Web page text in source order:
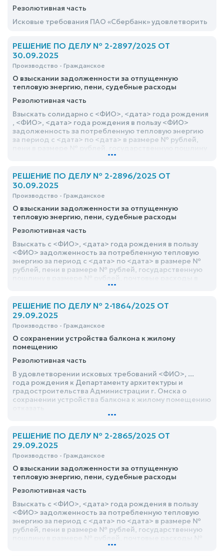
Резолютивная часть
Исковые требования ПАО «Сбербанк» удовлетворить
РЕШЕНИЕ ПО ДЕЛУ № 2-2897/2025 ОТ
30.09.2025
Производство - Гражданское
О взыскании задолженности за отпущенную
тепловую энергию, пени, судебные расходы
Резолютивная часть
Взыскать солидарно с <ФИО>, <дата> года рождения
, <ФИО>, <дата> года рождения в пользу <ФИО>
задолженность за потребленную тепловую энергию
за период с <дата> по <дата> в размере № рублей,
в размере № рублей, почтовые расходы в размере №
...
РЕШЕНИЕ ПО ДЕЛУ № 2-2896/2025 ОТ
30.09.2025
Производство - Гражданское
О взыскании задолженности за отпущенную
тепловую энергию, пени, судебные расходы
Резолютивная часть
Взыскать с <ФИО>, <дата> года рождения в пользу
<ФИО> задолженность за потребленную тепловую
энергию за период с <дата> по <дата> в размере №
рублей, пени в размере № рублей, государственную
...
РЕШЕНИЕ ПО ДЕЛУ № 2-1864/2025 ОТ
29.09.2025
Производство - Гражданское
О сохранении устройства балкона к жилому
помещению
Резолютивная часть
В удовлетворении исковых требований <ФИО>, ...
года рождения к Департаменту архитектуры и
градостроительства Администрации г. Омска о
сохранении устройства балкона к жилому помещению
...
РЕШЕНИЕ ПО ДЕЛУ № 2-2865/2025 ОТ
29.09.2025
Производство - Гражданское
О взыскании задолженности за отпущенную
тепловую энергию, пени, судебные расходы
Резолютивная часть
Взыскать с <ФИО>, <дата> года рождения в пользу
<ФИО> задолженность за потребленную тепловую
энергию за период с <дата> по <дата> в размере №
рублей, пени в размере № рублей, государственную
...